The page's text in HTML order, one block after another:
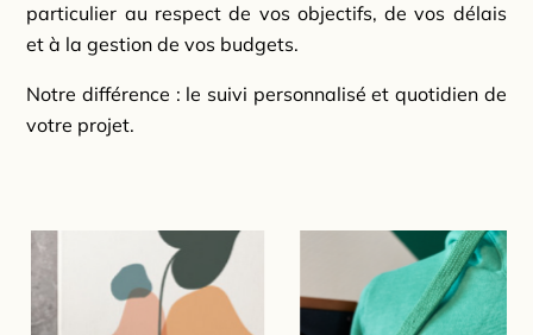
particulier au respect de vos objectifs, de vos délais
et à la gestion de vos budgets.
Notre différence : le suivi personnalisé et quotidien de
votre projet.